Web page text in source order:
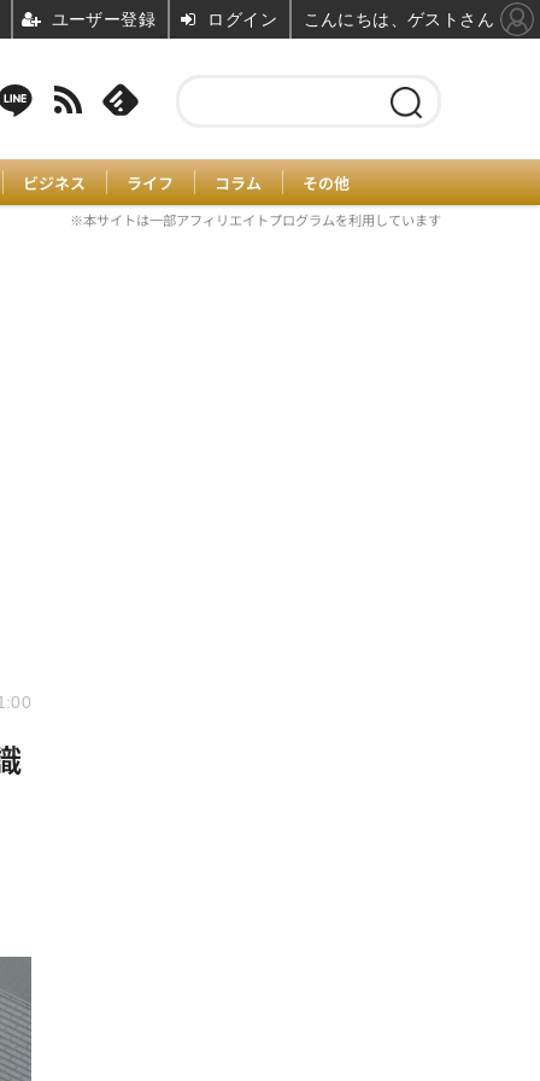
ビジネス ライフ コラム その他
※本サイトは一部アフィリエイトプログラムを利用しています
ユーザー登録 ログイン こんにちは、ゲストさん